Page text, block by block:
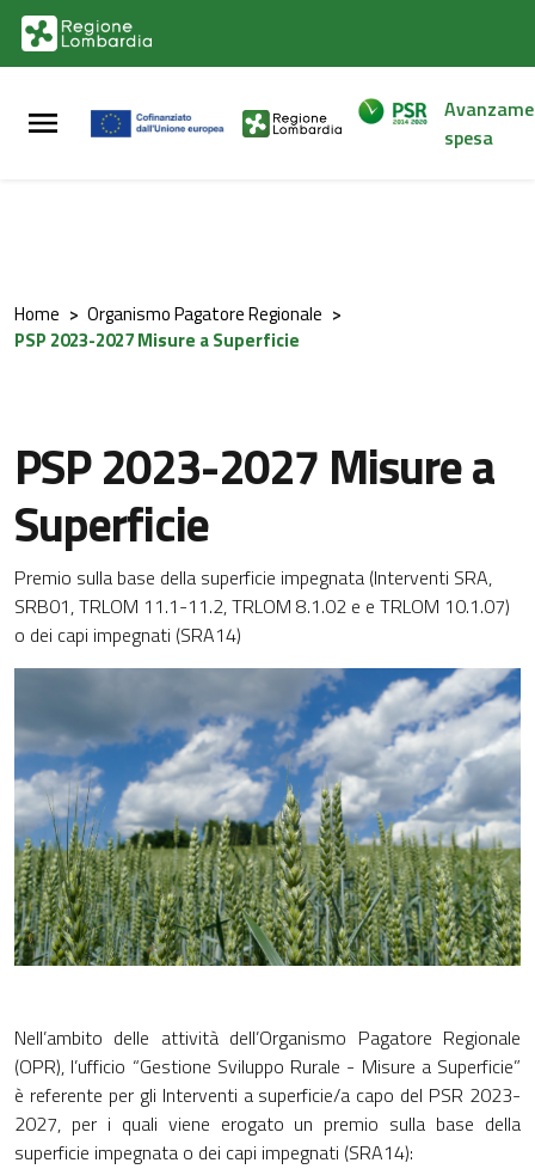
Vai al contenuto principale
Vai al footer
spesa
Home > Organismo Pagatore Regionale >
PSP 2023-2027 Misure a Superficie
PSP 2023-2027 Misure a
Superficie
Premio sulla base della superficie impegnata (Interventi SRA,
SRB01, TRLOM 11.1-11.2, TRLOM 8.1.02 e e TRLOM 10.1.07)
o dei capi impegnati (SRA14)
Nell’ambito delle attività dell’Organismo Pagatore Regionale
(OPR), l’ufficio “Gestione Sviluppo Rurale - Misure a Superficie”
è referente per gli Interventi a superficie/a capo del PSR 2023-
2027, per i quali viene erogato un premio sulla base della
superficie impegnata o dei capi impegnati (SRA14):